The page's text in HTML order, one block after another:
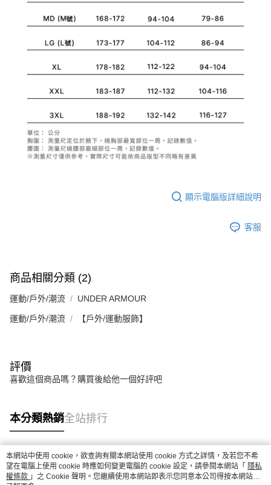
用戶於交易時，得透過本服務購買商品或服務，並由商店將買賣／分期付款
2.基於同意付款使用「大哥付你分期」之契約關係目的，商店將以您的個人
資料（包含姓名、電話或地址）提供予台灣大哥大進項蒐集、處理及利用，
由本公司與您本人進行分期帳單所需資料之確認、核對及更正。
3.完整用戶服務條款，請詳閱以下連結：https://oppay.tw/userRule
ATM／網路銀行／等多元方式進行付款，方視為交易完成。
※ 請注意：結帳手續完成當下不需立刻繳費，但若您需要取消訂單，請聯絡
購買商品的店家。未經商家同意取消之訂單仍視為有效，需透過AFTEE先享
※ 交易是否成功請以「AFTEE先享後付 」之結帳頁面顯示為準，若有關於
客戶支援中心」
https://netprotections.freshdesk.com/support/home
【注意事項】
１．透過由恩沛科技股份有限公司提供之「AFTEE先享後付」服務完成之交
易，需依本服務之必要範圍內提供個人資料，並將交易相關給付款項請求債
權轉讓予恩沛科技股份有限公司。
２．關於個人資料處理事宜，請瀏覽以下網址：
https://aftee.tw/terms/#terms3
３．未成年的使用者請事先徵得法定代理人或監護人之同意方可使用
時審查核予不同之上限額度；若仍有額度不足之情形，本公司將視審查結果
５．嚴禁一人註冊多個帳號或使用他人資訊註冊。若發現惡意使用之情形，
恩沛科技股份有限公司將有權停止該用戶之使用額度並採取法律行動。
每筆NT$100，滿NT$1,000(含以上)免運費
京站台北店客服中心(1F星巴克旁) 即日起不提供京站紙袋，取件時
請自備購物袋，若需購買紙袋可現場詢問
免運費
顯示電腦版詳細說明
客服
商品相關分類 (2)
運動/戶外/潮流 UNDER ARMOUR
運動/戶外/潮流 【戶外/運動服飾】
評價
喜歡這個商品嗎？購買後給他一個好評吧
本分類熱銷全站排行
熱門標籤
本網站中使用 cookie，欲查詢有關本網站使用 cookie 方式之詳情，及若您不希
望在電腦上使用 cookie 時應如何變更電腦的 cookie 設定，請參閱本網站「 隱私
權條款 」之 Cookie 聲明。您繼續使用本網站即表示您同意本公司得按本網站使